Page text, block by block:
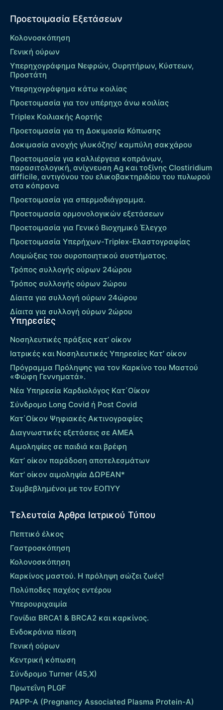
Προετοιμασία Εξετάσεων
Κολονοσκόπηση
Γενική ούρων
Υπερηχογράφημα Νεφρών, Ουρητήρων, Κύστεων,
Προστάτη
Υπερηχογράφημα κάτω κοιλίας
Προετοιμασία για τον υπέρηχο άνω κοιλίας
Τriplex Kοιλιακής Αορτής
Προετοιμασία για τη Δοκιμασία Κόπωσης
Δοκιμασία ανοχής γλυκόζης/ καμπύλη σακχάρου
Προετοιμασία για καλλιέργεια κοπράνων,
παρασιτολογική, ανίχνευση Ag και τοξίνης Clostiridium
difficile, αντιγόνου του ελικοβακτηριδίου του πυλωρού
στα κόπρανα
Προετοιμασία για σπερμοδιάγραμμα.
Προετοιμασία ορμονολογικών εξετάσεων
Προετοιμασία για Γενικό Βιοχημικό Έλεγχο
Προετοιμασία Υπερήχων-Τriplex-Ελαστογραφίας
Λοιμώξεις του ουροποιητικού συστήματος.
Τρόπος συλλογής ούρων 24ώρου
Τρόπος συλλογής ούρων 2ώρου
Δίαιτα για συλλογή ούρων 24ώρου
Δίαιτα για συλλογή ούρων 2ώρου
Υπηρεσίες
Νοσηλευτικές πράξεις κατ’ οίκον
Ιατρικές και Νοσηλευτικές Υπηρεσίες Κατ’ οίκον
Πρόγραμμα Πρόληψης για τον Καρκίνο του Μαστού
«Φώφη Γεννηματά».
Νέα Υπηρεσία Καρδιολόγος Kατ΄Οίκον
Σύνδρομο Long Covid ή Post Covid
Κατ΄Οίκον Ψηφιακές Ακτινογραφίες
Διαγνωστικές εξετάσεις σε ΑΜΕΑ
Αιμοληψίες σε παιδιά και βρέφη
Κατ’ οίκον παράδοση αποτελεσμάτων
Κατ’ οίκον αιμοληψία ΔΩΡΕΑΝ*
Συμβεβλημένοι με τον ΕΟΠΥΥ
Τελευταία Άρθρα Ιατρικού Τύπου
Πεπτικό έλκος
Γαστροσκόπηση
Κολονοσκόπηση
Καρκίνος μαστού. Η πρόληψη σώζει ζωές!
Πολύποδες παχέος εντέρου
Yπερουριχαιμία
Γονίδια BRCA1 & BRCA2 και καρκίνος.
Ενδοκράνια πίεση
Γενική ούρων
Κεντρική κόπωση
Σύνδρομο Turner (45,X)
Πρωτεΐνη PLGF
PAPP-A (Pregnancy Associated Plasma Protein-A)